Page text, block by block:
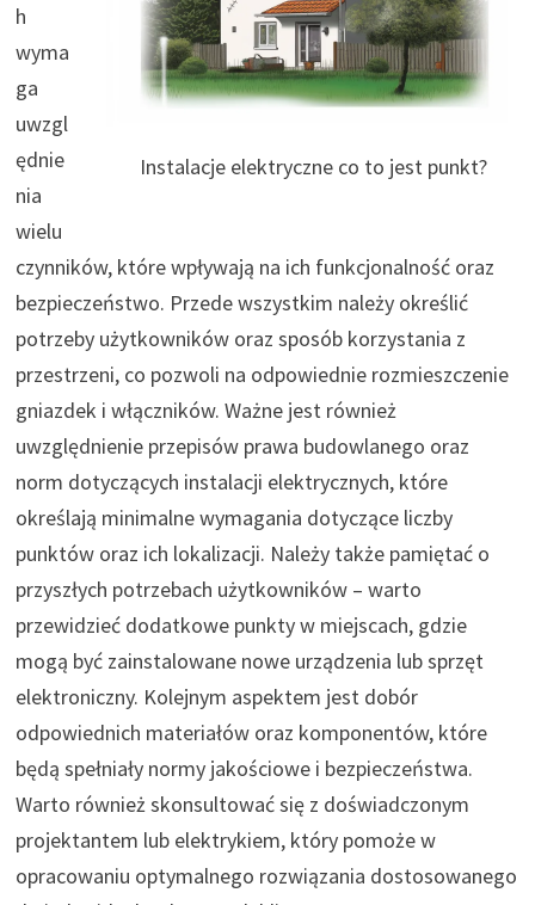
Instalacje elektryczne co to jest punkt?
h
wyma
ga
uwzgl
ędnie
nia
wielu
czynników, które wpływają na ich funkcjonalność oraz
bezpieczeństwo. Przede wszystkim należy określić
potrzeby użytkowników oraz sposób korzystania z
przestrzeni, co pozwoli na odpowiednie rozmieszczenie
gniazdek i włączników. Ważne jest również
uwzględnienie przepisów prawa budowlanego oraz
norm dotyczących instalacji elektrycznych, które
określają minimalne wymagania dotyczące liczby
punktów oraz ich lokalizacji. Należy także pamiętać o
przyszłych potrzebach użytkowników – warto
przewidzieć dodatkowe punkty w miejscach, gdzie
mogą być zainstalowane nowe urządzenia lub sprzęt
elektroniczny. Kolejnym aspektem jest dobór
odpowiednich materiałów oraz komponentów, które
będą spełniały normy jakościowe i bezpieczeństwa.
Warto również skonsultować się z doświadczonym
projektantem lub elektrykiem, który pomoże w
opracowaniu optymalnego rozwiązania dostosowanego